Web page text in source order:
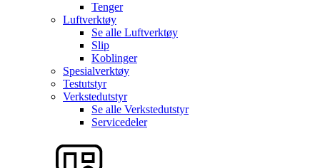
Tenger
Luftverktøy
Se alle Luftverktøy
Slip
Koblinger
Spesialverktøy
Testutstyr
Verkstedutstyr
Se alle Verkstedutstyr
Servicedeler